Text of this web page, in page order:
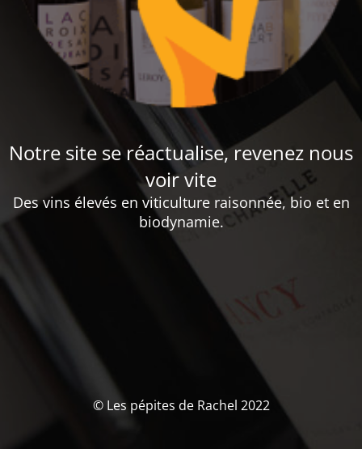
Notre site se réactualise, revenez nous
voir vite
Des vins élevés en viticulture raisonnée, bio et en
biodynamie.
© Les pépites de Rachel 2022